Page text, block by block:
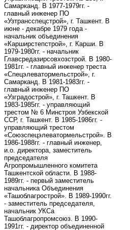
Самарканд. В 1977-1979гг. -
главный инженер ПО
«Узтрансспецстрой», г. Ташкент. В
июне - декабре 1979 года -
начальник объединения
«Карширстепстрой», г. Карши. В
1979-1980гг. - начальник
Главсредазирсовхозстрой. В 1980-
1981гг. - главный инженер треста
«Спецэлеватормельстрой», г.
Самарканд. В 1981-1983гг. -
главный инженер ПО
«Узградострой», г. Ташкент. В
1983-1985гг. - управляющий
трестом № 6 Минстроя Узбекской
ССР, г. Ташкент. В 1985-1986гг. -
управляющий трестом
«Союзспецэлеватормельстрой». В
1986-1988гг. - главный инженер,
и.о. директора, заместитель
председателя
Агропромышленного комитета
Ташкентской области. В 1988-
1989гг. - первый заместитель
начальника Объединения
«Ташоблагрострой». В 1989-1990гг.
- заместитель председателя,
начальник УКСа
Ташоблагропромсоюз. В 1990-
1991гг. - директор объединенной